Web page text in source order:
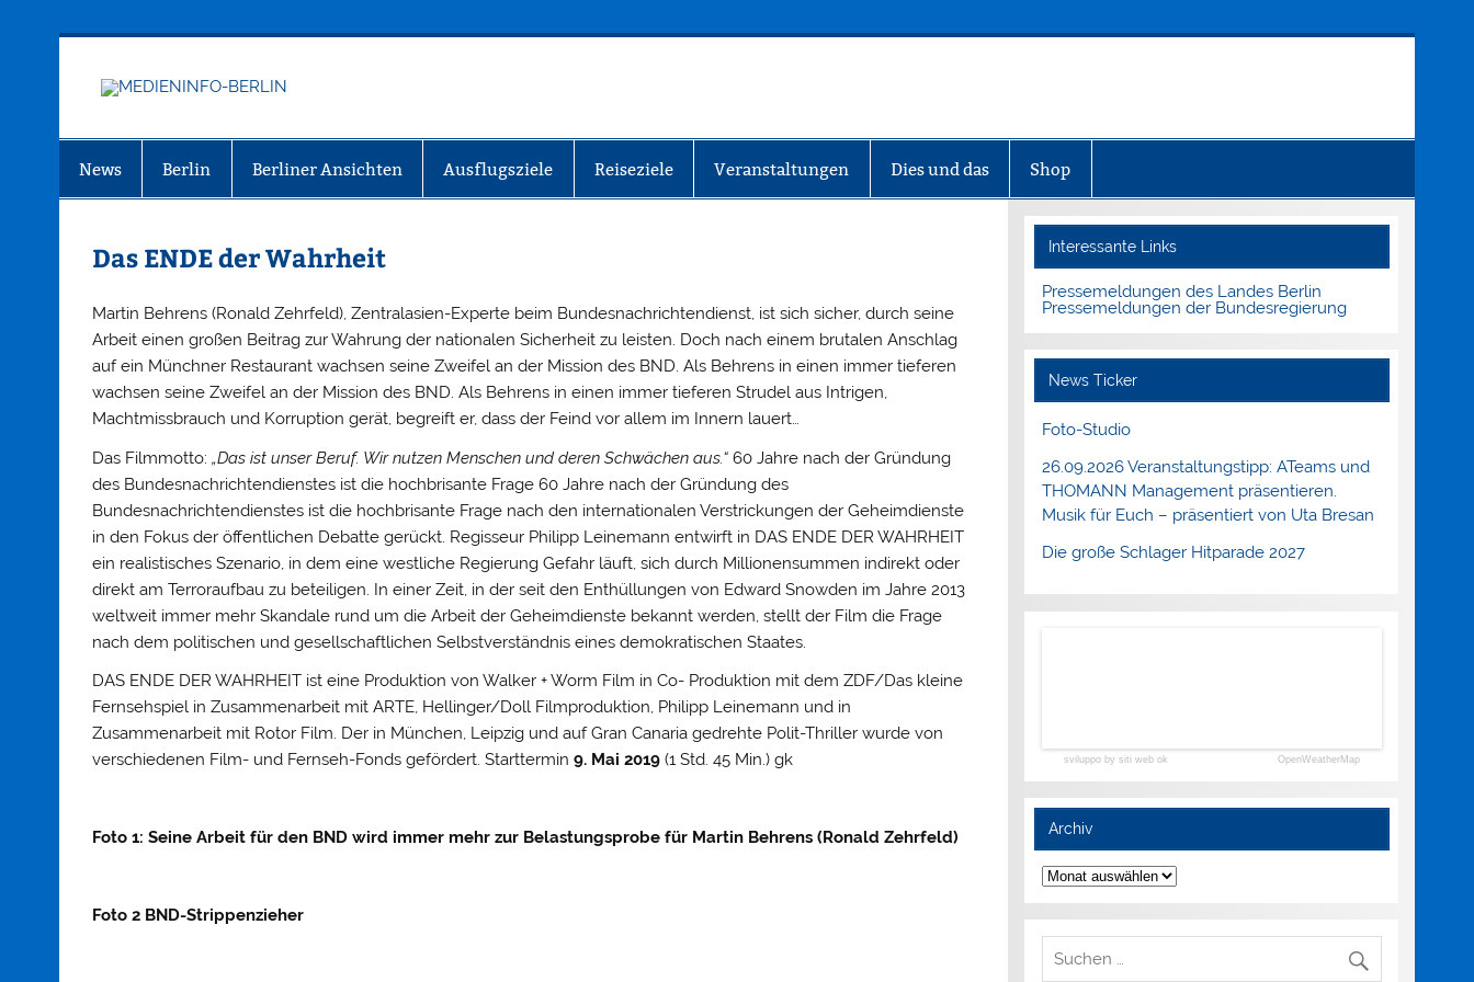
News Berlin Berliner Ansichten Ausflugsziele Reiseziele Veranstaltungen Dies und das Shop
Das ENDE der Wahrheit
Martin Behrens (Ronald Zehrfeld), Zentralasien-Experte beim Bundesnachrichtendienst, ist sich sicher, durch seine
Arbeit einen großen Beitrag zur Wahrung der nationalen Sicherheit zu leisten. Doch nach einem brutalen Anschlag
auf ein Münchner Restaurant wachsen seine Zweifel an der Mission des BND. Als Behrens in einen immer tieferen
wachsen seine Zweifel an der Mission des BND. Als Behrens in einen immer tieferen Strudel aus Intrigen,
Machtmissbrauch und Korruption gerät, begreift er, dass der Feind vor allem im Innern lauert…
Das Filmmotto:„Das ist unser Beruf. Wir nutzen Menschen und deren Schwächen aus.“ 60 Jahre nach der Gründung
des Bundesnachrichtendienstes ist die hochbrisante Frage 60 Jahre nach der Gründung des
Bundesnachrichtendienstes ist die hochbrisante Frage nach den internationalen Verstrickungen der Geheimdienste
in den Fokus der öffentlichen Debatte gerückt. Regisseur Philipp Leinemann entwirft in DAS ENDE DER WAHRHEIT
ein realistisches Szenario, in dem eine westliche Regierung Gefahr läuft, sich durch Millionensummen indirekt oder
direkt am Terroraufbau zu beteiligen. In einer Zeit, in der seit den Enthüllungen von Edward Snowden im Jahre 2013
weltweit immer mehr Skandale rund um die Arbeit der Geheimdienste bekannt werden, stellt der Film die Frage
nach dem politischen und gesellschaftlichen Selbstverständnis eines demokratischen Staates.
DAS ENDE DER WAHRHEIT ist eine Produktion von Walker + Worm Film in Co- Produktion mit dem ZDF/Das kleine
Fernsehspiel in Zusammenarbeit mit ARTE, Hellinger/Doll Filmproduktion, Philipp Leinemann und in
Zusammenarbeit mit Rotor Film. Der in München, Leipzig und auf Gran Canaria gedrehte Polit-Thriller wurde von
verschiedenen Film- und Fernseh-Fonds gefördert. Starttermin9. Mai 2019(1 Std. 45 Min.) gk
Foto 1: Seine Arbeit für den BND wird immer mehr zur Belastungsprobe für Martin Behrens (Ronald Zehrfeld)
Foto 2 BND-Strippenzieher
Interessante Links
Pressemeldungen des Landes Berlin
Pressemeldungen der Bundesregierung
News Ticker
Foto-Studio
26.09.2026 Veranstaltungstipp: ATeams und
THOMANN Management präsentieren.
Musik für Euch – präsentiert von Uta Bresan
Die große Schlager Hitparade 2027
sviluppo by siti web ok OpenWeatherMap
Archiv
Archiv